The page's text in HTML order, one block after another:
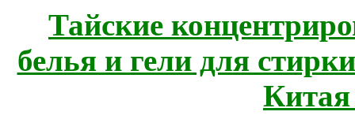
Тайские
белья и гели для